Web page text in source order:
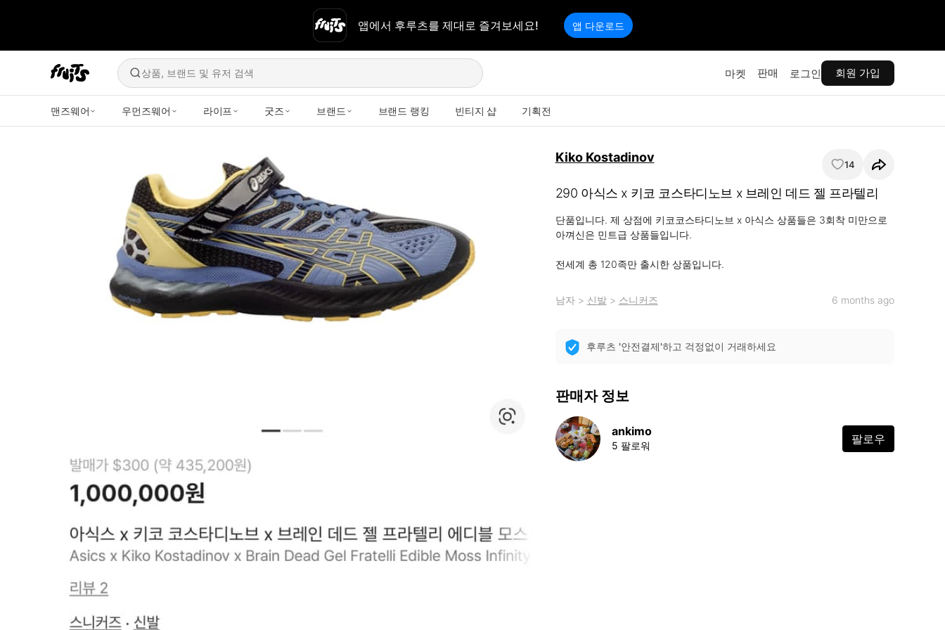
앱에서 후루츠를 제대로 즐겨보세요! 앱 다운로드
상품, 브랜드 및 유저 검색 마켓 판매 로그인 회원 가입
맨즈웨어 우먼즈웨어 라이프 굿즈 브랜드 브랜드 랭킹 빈티지 샵 기획전
Kiko Kostadinov 14
290 아식스 x 키코 코스타디노브 x 브레인 데드 젤 프라텔리
단품입니다. 제 상점에 키코코스타디노브 x 아식스 상품들은 3회착 미만으로
아껴신은 민트급 상품들입니다.
전세계 총 120족만 출시한 상품입니다.
남자> 신발> 스니커즈 6 months ago
후루츠 '안전결제'하고 걱정없이 거래하세요
판매자 정보
ankimo
5 팔로워 팔로우